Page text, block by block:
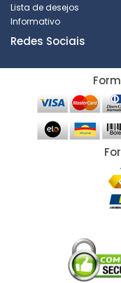
Lista de desejos
Informativo
Redes Sociais